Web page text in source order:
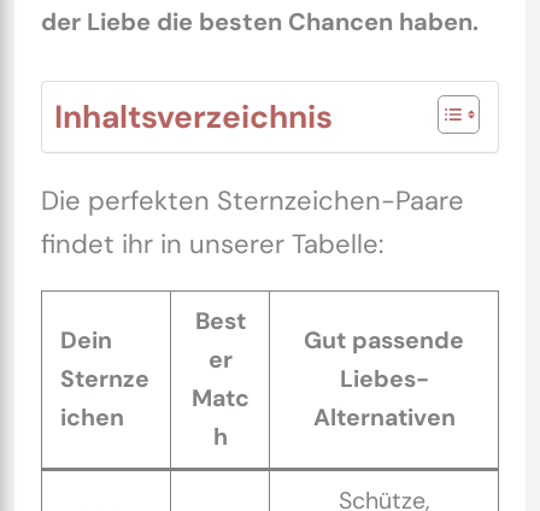
der Liebe die besten Chancen haben.
Inhaltsverzeichnis
Die perfekten Sternzeichen-Paare
findet ihr in unserer Tabelle:
Dein
Sternze
ichen
Best
er
Matc
h
Gut passende
Liebes-
Alternativen
Schütze,